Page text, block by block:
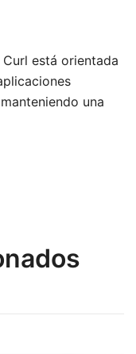
Curl está orientada
una